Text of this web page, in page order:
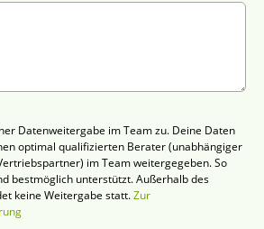
Datenweitergabe im Team zu. Deine Daten
optimal qualifizierten Berater (unabhängiger
im Team weitergegeben. So
bestmöglich unterstützt. Außerhalb des
keine Weitergabe statt.Zur